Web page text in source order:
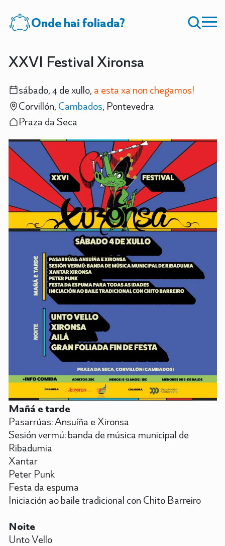
Onde hai foliada?
XXVI Festival Xironsa
sábado, 4 de xullo, a esta xa non chegamos!
Corvillón, Cambados, Pontevedra
Praza da Seca
Mañá e tarde
Pasarrúas: Ansuíña e Xironsa
Sesión vermú: banda de música municipal de
Ribadumia
Xantar
Peter Punk
Festa da espuma
Iniciación ao baile tradicional con Chito Barreiro
Noite
Unto Vello